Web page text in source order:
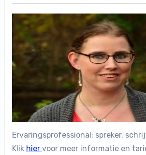
Ervaringsprofessional: spreker,
Klik hier voor meer informatie en